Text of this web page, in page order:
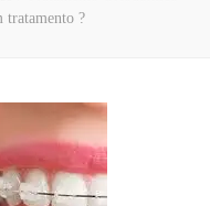
tratamento ?